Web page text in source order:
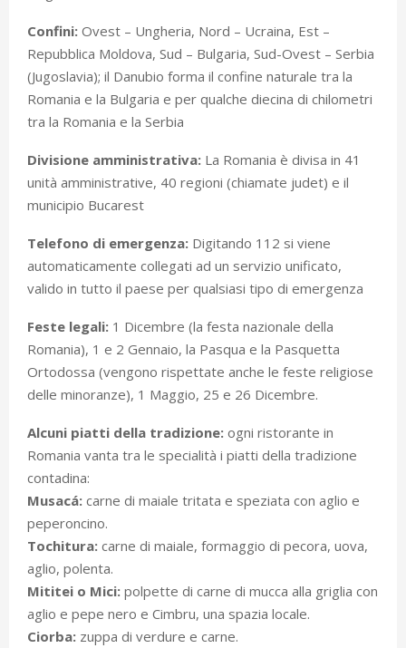
Confini: Ovest – Ungheria, Nord – Ucraina, Est –
Repubblica Moldova, Sud – Bulgaria, Sud-Ovest – Serbia
(Jugoslavia); il Danubio forma il confine naturale tra la
Romania e la Bulgaria e per qualche diecina di chilometri
tra la Romania e la Serbia
Divisione amministrativa: La Romania è divisa in 41
unità amministrative, 40 regioni (chiamate judet) e il
municipio Bucarest
Telefono di emergenza: Digitando 112 si viene
automaticamente collegati ad un servizio unificato,
valido in tutto il paese per qualsiasi tipo di emergenza
Feste legali: 1 Dicembre (la festa nazionale della
Romania), 1 e 2 Gennaio, la Pasqua e la Pasquetta
Ortodossa (vengono rispettate anche le feste religiose
delle minoranze), 1 Maggio, 25 e 26 Dicembre.
Alcuni piatti della tradizione: ogni ristorante in
Romania vanta tra le specialità i piatti della tradizione
contadina:
Musacá: carne di maiale tritata e speziata con aglio e
peperoncino.
Tochitura: carne di maiale, formaggio di pecora, uova,
aglio, polenta.
Mititei o Mici: polpette di carne di mucca alla griglia con
aglio e pepe nero e Cimbru, una spazia locale.
Ciorba: zuppa di verdure e carne.